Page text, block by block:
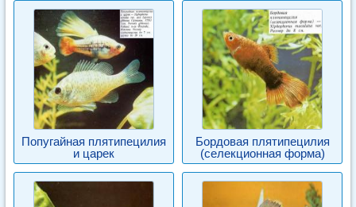
Попугайная плятипецилия
и царек
Бордовая плятипецилия
(селекционная форма)